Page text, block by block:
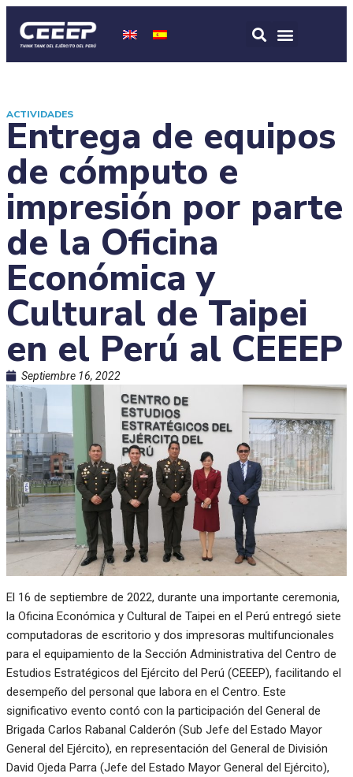
ACTIVIDADES
Entrega de equipos
de cómputo e
impresión por parte
de la Oficina
Económica y
Cultural de Taipei
en el Perú al CEEEP
Septiembre 16, 2022
El 16 de septiembre de 2022, durante una importante ceremonia,
la Oficina Económica y Cultural de Taipei en el Perú entregó siete
computadoras de escritorio y dos impresoras multifuncionales
para el equipamiento de la Sección Administrativa del Centro de
Estudios Estratégicos del Ejército del Perú (CEEEP), facilitando el
desempeño del personal que labora en el Centro. Este
significativo evento contó con la participación del General de
Brigada Carlos Rabanal Calderón (Sub Jefe del Estado Mayor
General del Ejército), en representación del General de División
David Ojeda Parra (Jefe del Estado Mayor General del Ejército),